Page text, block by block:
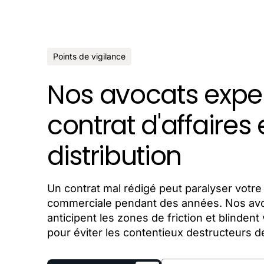
Points de vigilance
Nos avocats
contrat d'affaires
distribution
Un contrat mal rédigé peut paralyser
commerciale pendant des années. Nos
anticipent les zones de friction et blindent
pour éviter les contentieux destructeurs